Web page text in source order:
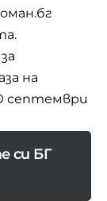
на
септември
си БГ